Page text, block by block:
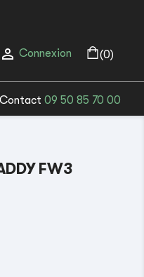
 Connexion (0)
Contact 09 50 85 70 00
FW3